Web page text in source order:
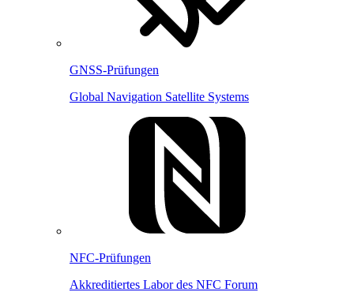
GNSS-Prüfungen
Global Navigation Satellite Systems
NFC-Prüfungen
Akkreditiertes Labor des NFC Forum